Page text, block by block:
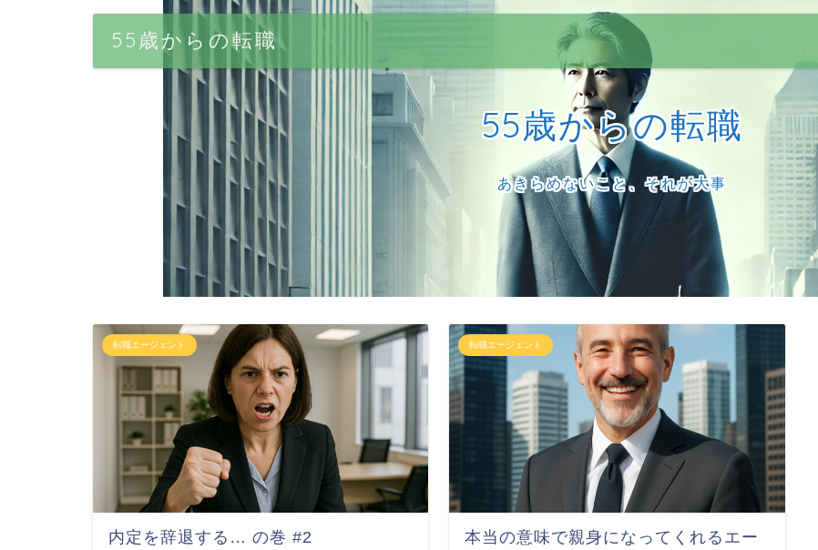
55歳からの転職
55歳からの転職
あきらめないこと、それが大事
転職エージェント
内定を辞退する… の巻 #2
転職エージェント
本当の意味で親身になってくれるエー